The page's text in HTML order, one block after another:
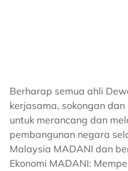
Berharap semua ahli
kerjasama, sokongan
untuk merancang dan
pembangunan negara
Malaysia MADANI dan
Ekonomi MADANI: